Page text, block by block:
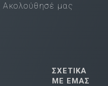
Ακολούθησέ μας
ΣΧΕΤΙΚΑ
ΜΕ ΕΜΑΣ